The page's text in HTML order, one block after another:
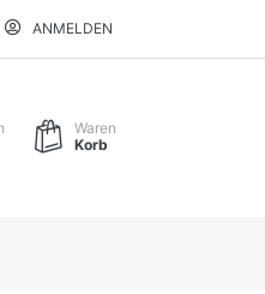
ANMELDEN
Waren
Korb